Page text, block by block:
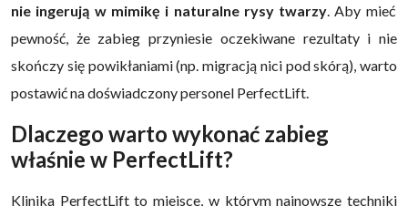
nie ingerują w mimikę i naturalne rysy twarzy. Aby mieć
pewność, że zabieg przyniesie oczekiwane rezultaty i nie
skończy się powikłaniami (np. migracją nici pod skórą), warto
postawić na doświadczony personel PerfectLift.
Dlaczego warto wykonać zabieg
właśnie w PerfectLift?
Klinika PerfectLift to miejsce, w którym najnowsze techniki